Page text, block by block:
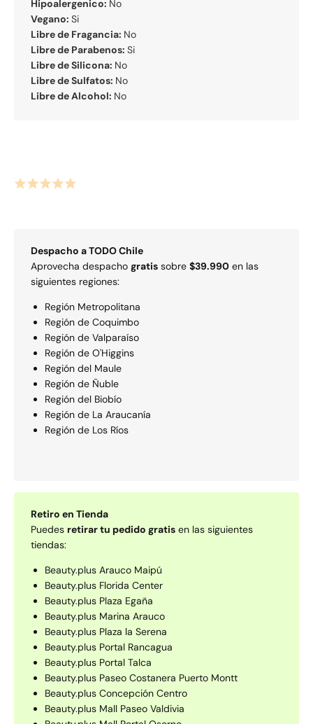
Hipoalergenico: No
Vegano: Si
Libre de Fragancia: No
Libre de Parabenos: Si
Libre de Silicona: No
Libre de Sulfatos: No
Libre de Alcohol: No
Despacho aTODOChile
Aprovecha despacho gratis sobre $39.990 en las
siguientes regiones:
Región Metropolitana
Región de Coquimbo
Región de Valparaí­so
Región de O'Higgins
Región del Maule
Región de Ñuble
Región del Biobío
Región de La Araucaní­a
Región de Los Rí­os
Retiro en Tienda
Puedes retirar tu pedido gratis en las siguientes
tiendas:
Beauty.plus Arauco Maipú
Beauty.plus Florida Center
Beauty.plus Plaza Egaña
Beauty.plus Marina Arauco
Beauty.plus Plaza la Serena
Beauty.plus Portal Rancagua
Beauty.plus Portal Talca
Beauty.plus Paseo Costanera Puerto Montt
Beauty.plus Concepción Centro
Beauty.plus Mall Paseo Valdivia